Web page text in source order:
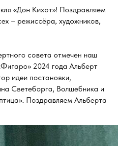
«Дон Кихот»! Поздравляем
– режиссёра, художников,
совета отмечен наш
2024 года Альберт
идеи постановки,
Светеборга, Волшебника и
Поздравляем Альберта